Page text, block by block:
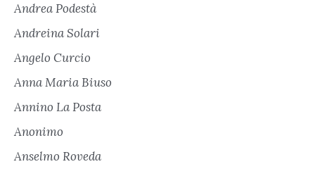
Andrea Podestà
Andreina Solari
Angelo Curcio
Anna Maria Biuso
Annino La Posta
Anonimo
Anselmo Roveda